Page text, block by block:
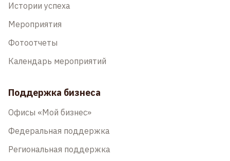
Истории успеха
Мероприятия
Фотоотчеты
Календарь мероприятий
Поддержка бизнеса
Офисы «Мой бизнес»
Федеральная поддержка
Региональная поддержка